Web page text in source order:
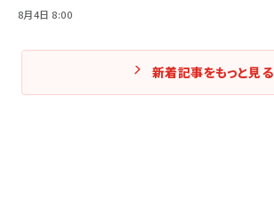
8月4日 8:00
新着記事をもっと見る